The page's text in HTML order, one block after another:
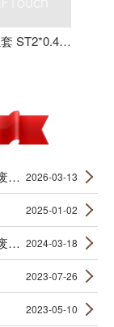
钢丝螺套 ST2*0.4*4 丝套 钢丝牙套 护套 元亨机械
新乡市元亨机械有限公司2025年度固体废物产生信息公示 2026-03-13
2025-01-02
新乡市元亨机械有限公司2023年度固体废物产生信息公示 2024-03-18
2023-07-26
2023-05-10